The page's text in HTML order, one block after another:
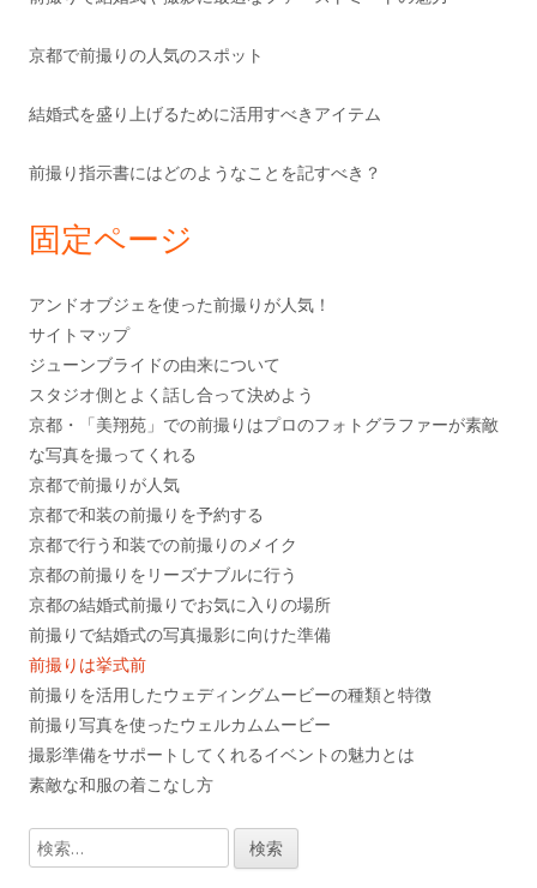
京都で前撮りの人気のスポット
結婚式を盛り上げるために活用すべきアイテム
前撮り指示書にはどのようなことを記すべき？
固定ページ
アンドオブジェを使った前撮りが人気！
サイトマップ
ジューンブライドの由来について
スタジオ側とよく話し合って決めよう
京都・「美翔苑」での前撮りはプロのフォトグラファーが素敵
な写真を撮ってくれる
京都で前撮りが人気
京都で和装の前撮りを予約する
京都で行う和装での前撮りのメイク
京都の前撮りをリーズナブルに行う
京都の結婚式前撮りでお気に入りの場所
前撮りで結婚式の写真撮影に向けた準備
前撮りは挙式前
前撮りを活用したウェディングムービーの種類と特徴
前撮り写真を使ったウェルカムムービー
撮影準備をサポートしてくれるイベントの魅力とは
素敵な和服の着こなし方
検
索: